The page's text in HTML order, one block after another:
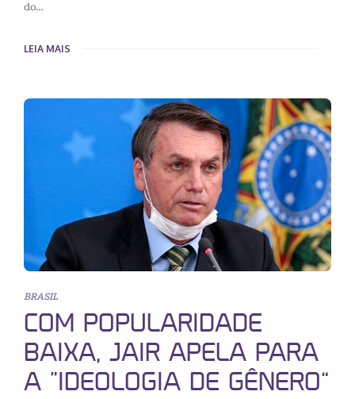
do…
LEIA MAIS
BRASIL
COM POPULARIDADE
BAIXA, JAIR APELA PARA
A “IDEOLOGIA DE GÊNERO”